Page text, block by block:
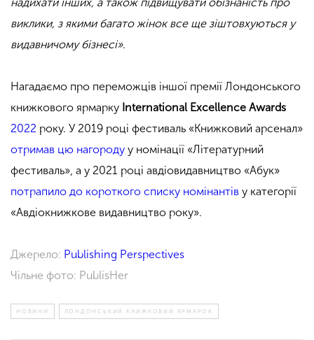
виклики, з якими багато жінок все ще зіштовхуються у
видавничому бізнесі».
Нагадаємо про переможців іншої премії Лондонського
книжкового ярмарку International Excellence Awards
2022 року. У 2019 році фестиваль «Книжковий арсенал»
отримав цю нагороду у номінації «Літературний
фестиваль», а у 2021 році авдіовидавництво «Абук»
потрапило до короткого списку номінантів у категорії
«Авдіокнижкове видавництво року».
Джерело: Publishing Perspectives
Чільне фото: PublisHer
НОВИНИ ЛОНДОНСЬКИЙ КНИЖКОВИЙ ЯРМАРОК